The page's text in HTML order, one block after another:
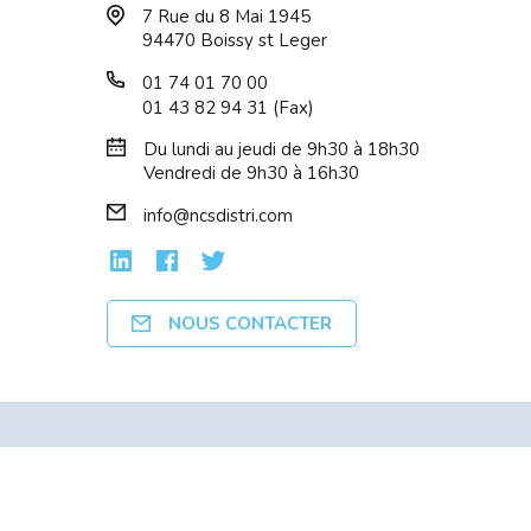
M185 NOIR ET GR...
7 Rue du 8 Mai 1945
94470 Boissy st Leger
01 74 01 70 00
01 43 82 94 31 (Fax)
Du lundi au jeudi de 9h30 à 18h30
Vendredi de 9h30 à 16h30
info@ncsdistri.com
NOUS CONTACTER